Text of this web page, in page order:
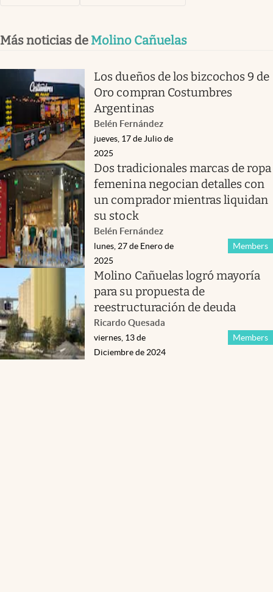
Más noticias de Molino Cañuelas
Los dueños de los bizcochos 9 de
Oro compran Costumbres
Argentinas
Belén Fernández
jueves, 17 de Julio de
2025
Dos tradicionales marcas de ropa
femenina negocian detalles con
un comprador mientras liquidan
su stock
Belén Fernández
Members
lunes, 27 de Enero de
2025
Molino Cañuelas logró mayoría
para su propuesta de
reestructuración de deuda
Ricardo Quesada
Members
viernes, 13 de
Diciembre de 2024